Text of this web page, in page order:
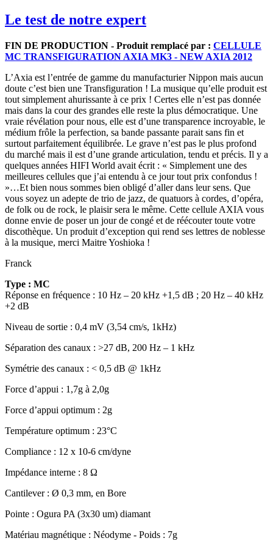
Le test de notre expert
FIN DE PRODUCTION - Produit remplacé par : CELLULE
MC TRANSFIGURATION AXIA MK3 - NEW AXIA 2012
L’Axia est l’entrée de gamme du manufacturier Nippon mais aucun
doute c’est bien une Transfiguration ! La musique qu’elle produit est
tout simplement ahurissante à ce prix ! Certes elle n’est pas donnée
mais dans la cour des grandes elle reste la plus démocratique. Une
vraie révélation pour nous, elle est d’une transparence incroyable, le
médium frôle la perfection, sa bande passante parait sans fin et
surtout parfaitement équilibrée. Le grave n’est pas le plus profond
du marché mais il est d’une grande articulation, tendu et précis. Il y a
quelques années HIFI World avait écrit : « Simplement une des
meilleures cellules que j’ai entendu à ce jour tout prix confondus !
»…Et bien nous sommes bien obligé d’aller dans leur sens. Que
vous soyez un adepte de trio de jazz, de quatuors à cordes, d’opéra,
de folk ou de rock, le plaisir sera le même. Cette cellule AXIA vous
donne envie de poser un jour de congé et de réécouter toute votre
discothèque. Un produit d’exception qui rend ses lettres de noblesse
à la musique, merci Maitre Yoshioka !
Franck
Type : MC
Réponse en fréquence : 10 Hz – 20 kHz +1,5 dB ; 20 Hz – 40 kHz
+2 dB
Niveau de sortie : 0,4 mV (3,54 cm/s, 1kHz)
Séparation des canaux : >27 dB, 200 Hz – 1 kHz
Symétrie des canaux : < 0,5 dB @ 1kHz
Force d’appui : 1,7g à 2,0g
Force d’appui optimum : 2g
Température optimum : 23°C
Compliance : 12 x 10-6 cm/dyne
Impédance interne : 8 Ω
Cantilever : Ø 0,3 mm, en Bore
Pointe : Ogura PA (3x30 um) diamant
Matériau magnétique : Néodyme - Poids : 7g